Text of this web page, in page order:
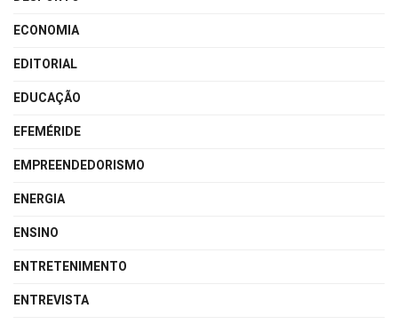
ECONOMIA
EDITORIAL
EDUCAÇÃO
EFEMÉRIDE
EMPREENDEDORISMO
ENERGIA
ENSINO
ENTRETENIMENTO
ENTREVISTA